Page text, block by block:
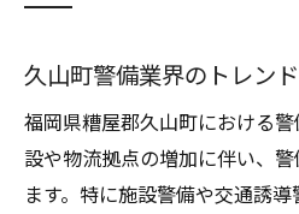
久山町警備業界のトレン
福岡県糟屋郡久山町における
設や物流拠点の増加に伴い、
ます。特に施設警備や交通誘